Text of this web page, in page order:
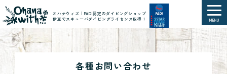
オハナウィズ｜PADI認定のダイビングショップ
伊豆でスキューバダイビングライセンス取得！
MENU
各種お問い合わせ